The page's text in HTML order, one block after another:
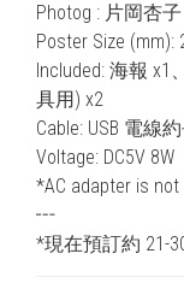
Photog : 片岡杏子
Poster Size (mm):
Included: 海報
具用) x2
Cable: USB 電線
Voltage: DC5V 8W
*AC adapter is
┅
*現在預訂約 21-